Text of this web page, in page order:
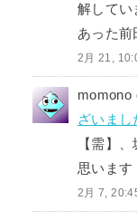
解してい
あった
2月 21,
momono
ざいまし
【需】
思いま
2月 7,